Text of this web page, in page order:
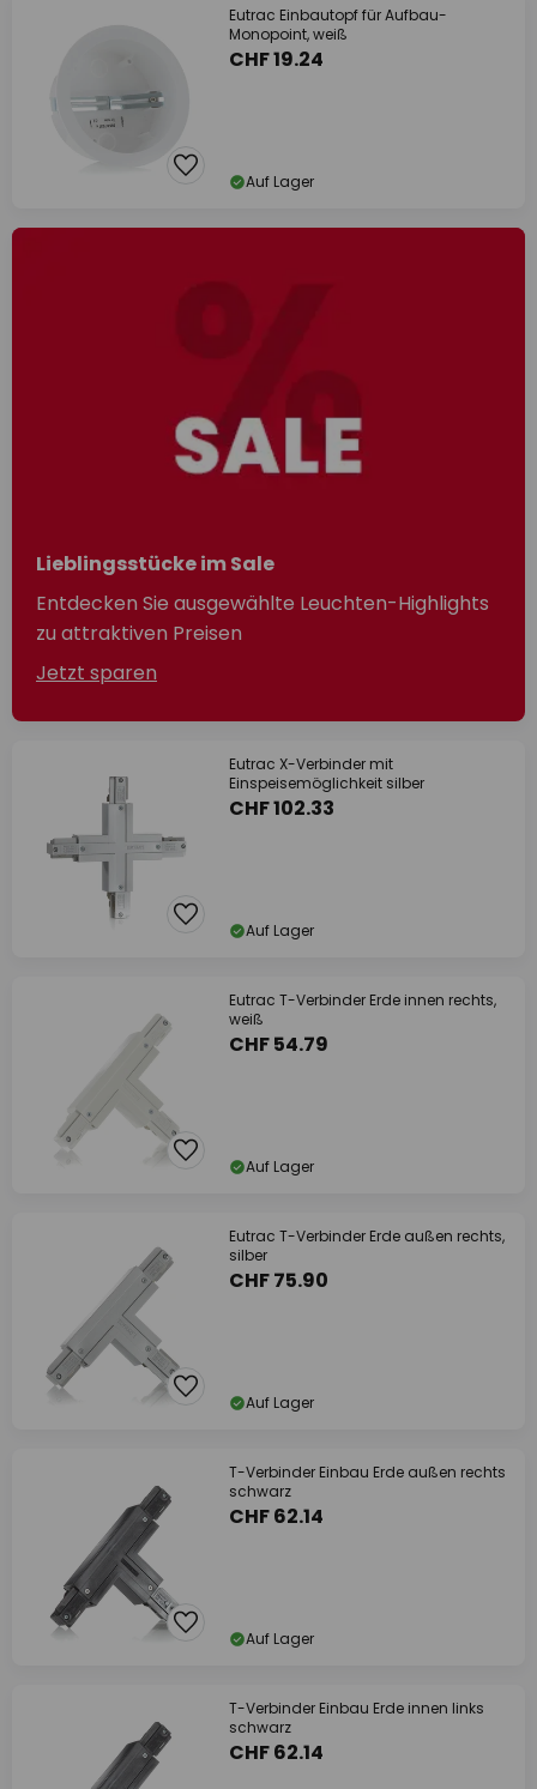
Eutrac Einbautopf für Aufbau-
Monopoint, weiß
CHF 19.24
Auf Lager
Lieblingsstücke im Sale
Entdecken Sie ausgewählte Leuchten-Highlights
zu attraktiven Preisen
Jetzt sparen
Eutrac X-Verbinder mit
Einspeisemöglichkeit silber
CHF 102.33
Auf Lager
Eutrac T-Verbinder Erde innen rechts,
weiß
CHF 54.79
Auf Lager
Eutrac T-Verbinder Erde außen rechts,
silber
CHF 75.90
Auf Lager
T-Verbinder Einbau Erde außen rechts
schwarz
CHF 62.14
Auf Lager
T-Verbinder Einbau Erde innen links
schwarz
CHF 62.14